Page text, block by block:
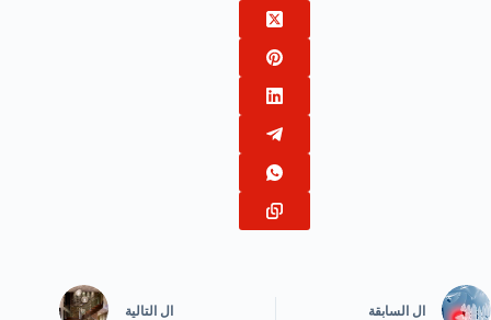
ال السابقة ال التالية